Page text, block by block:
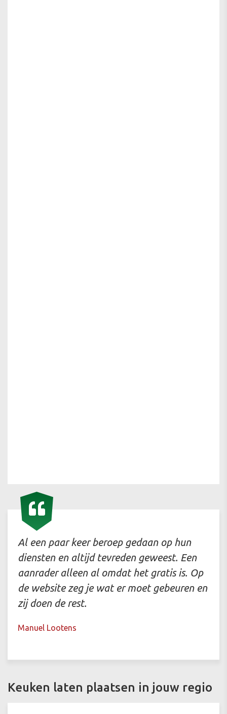
Al een paar keer beroep gedaan op hun
diensten en altijd tevreden geweest. Een
aanrader alleen al omdat het gratis is. Op
de website zeg je wat er moet gebeuren en
zij doen de rest.
Manuel Lootens
Keuken laten plaatsen in jouw regio